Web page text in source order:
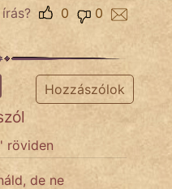
0
0
Hozzászólok
röviden
de ne